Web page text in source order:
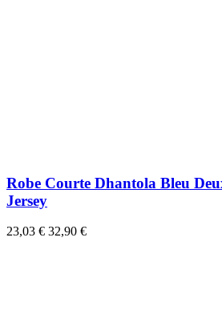
Robe Courte Dhantola Bleu
Jersey
23,03 € 32,90 €